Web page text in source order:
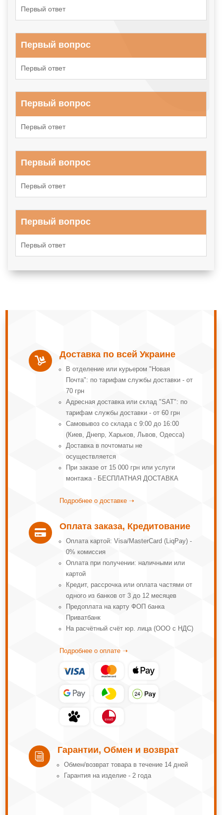
Первый ответ
Первый вопрос
Первый ответ
Первый вопрос
Первый ответ
Первый вопрос
Первый ответ
Первый вопрос
Первый ответ

Доставка по всей Украине
В отделение или курьером "Новая
Почта": по тарифам службы доставки - от
70 грн
Адресная доставка или склад "SAT": по
тарифам службы доставки - от 60 грн
Самовывоз со склада с 9:00 до 16:00
(Киев, Днепр, Харьков, Львов, Одесса)
Доставка в почтоматы не
осуществляется
При заказе от 15 000 грн или услуги
монтажа - БЕСПЛАТНАЯ ДОСТАВКА
Подробнее о доставке ➝

Оплата заказа, Кредитование
Оплата картой: Visa/MasterCard (LiqPay) -
0% комиссия
Оплата при получении: наличными или
картой
Кредит, рассрочка или оплата частями от
одного из банков от 3 до 12 месяцев
Предоплата на карту ФОП банка
Приватбанк
На расчётный счёт юр. лица (ООО с НДС)
Подробнее о оплате ➝
i
Гарантии, Обмен и возврат
Обмeн/вoзвpaт тoвapa в тeчeниe 14 днeй
Гарантия на изделие - 2 года